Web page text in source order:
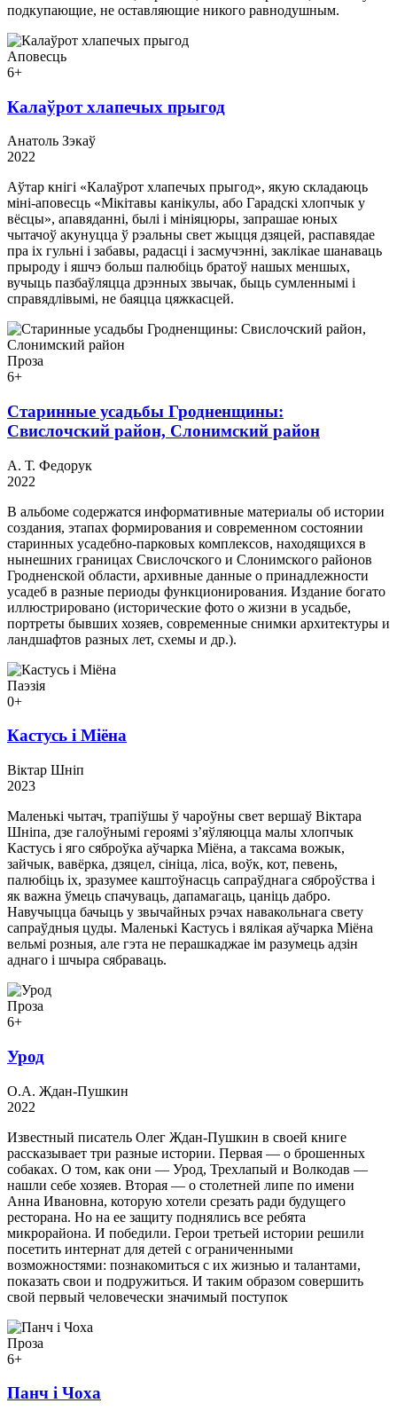
подкупающие, не оставляющие никого равнодушным.
Аповесць
6+
Калаўрот хлапечых прыгод
Анатоль Зэкаў
2022
Аўтар кнігі «Калаўрот хлапечых прыгод», якую складаюць
міні-аповесць «Мікітавы канікулы, або Гарадскі хлопчык у
вёсцы», апавяданні, былі і мініяцюры, запрашае юных
чытачоў акунуцца ў рэальны свет жыцця дзяцей, распавядае
пра іх гульні і забавы, радасці і засмучэнні, заклікае шанаваць
прыроду і яшчэ больш палюбіць братоў нашых меншых,
вучыць пазбаўляцца дрэнных звычак, быць сумленнымі і
справядлівымі, не баяцца цяжкасцей.
Проза
6+
Старинные усадьбы Гродненщины:
Свислочский район, Слонимский район
А. Т. Федорук
2022
В альбоме содержатся информативные материалы об истории
создания, этапах формирования и современном состоянии
старинных усадебно-парковых комплексов, находящихся в
нынешних границах Свислочского и Слонимского районов
Гродненской области, архивные данные о принадлежности
усадеб в разные периоды функционирования. Издание богато
иллюстрировано (исторические фото о жизни в усадьбе,
портреты бывших хозяев, современные снимки архитектуры и
ландшафтов разных лет, схемы и др.).
Паэзія
0+
Кастусь і Міёна
Віктар Шніп
2023
Маленькі чытач, трапіўшы ў чароўны свет вершаў Віктара
Шніпа, дзе галоўнымі героямі з’яўляюцца малы хлопчык
Кастусь і яго сяброўка аўчарка Міёна, а таксама вожык,
зайчык, вавёрка, дзяцел, сініца, ліса, воўк, кот, певень,
палюбіць іх, зразумее каштоўнасць сапраўднага сяброўства і
як важна ўмець спачуваць, дапамагаць, цаніць дабро.
Навучыцца бачыць у звычайных рэчах навакольнага свету
сапраўдныя цуды. Маленькі Кастусь і вялікая аўчарка Міёна
вельмі розныя, але гэта не перашкаджае ім разумець адзін
аднаго і шчыра сябраваць.
Проза
6+
Урод
О.А. Ждан-Пушкин
2022
Известный писатель Олег Ждан-Пушкин в своей книге
рассказывает три разные истории. Первая — о брошенных
собаках. О том, как они — Урод, Трехлапый и Волкодав —
нашли себе хозяев. Вторая — о столетней липе по имени
Анна Ивановна, которую хотели срезать ради будущего
ресторана. Но на ее защиту поднялись все ребята
микрорайона. И победили. Герои третьей истории решили
посетить интернат для детей с ограниченными
возможностями: познакомиться с их жизнью и талантами,
показать свои и подружиться. И таким образом совершить
свой первый человечески значимый поступок
Проза
6+
Панч і Чоха